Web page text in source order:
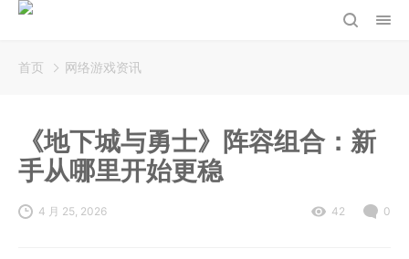
首页 网络游戏资讯
《地下城与勇士》阵容组合：新
手从哪里开始更稳
4 月 25, 2026 42 0